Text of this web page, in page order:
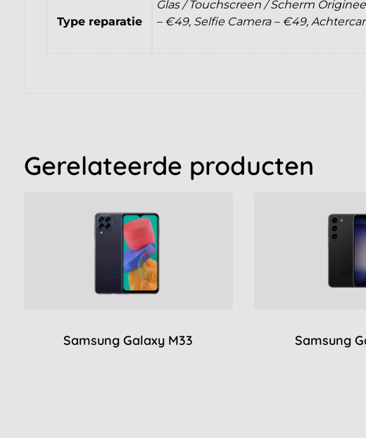
Type reparatie
Glas / Touchscreen / Scherm
– €49, Selfie Camera – €49,
Gerelateerde producten
Samsung Galaxy M33 Samsung